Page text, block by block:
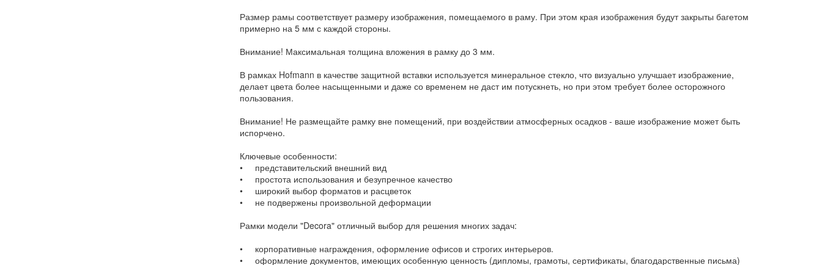
Размер рамы соответствует размеру изображения, помещаемого в раму. При этом края изображения будут закрыты багетом
примерно на 5 мм с каждой стороны.
Внимание! Максимальная толщина вложения в рамку до 3 мм.
В рамках Hofmann в качестве защитной вставки используется минеральное стекло, что визуально улучшает изображение,
делает цвета более насыщенными и даже со временем не даст им потускнеть, но при этом требует более осторожного
пользования.
Внимание! Не размещайте рамку вне помещений, при воздействии атмосферных осадков - ваше изображение может быть
испорчено.
Ключевые особенности:
• представительский внешний вид
• простота использования и безупречное качество
• широкий выбор форматов и расцветок
• не подвержены произвольной деформации
Рамки модели "Decora" отличный выбор для решения многих задач:
• корпоративные награждения, оформление офисов и строгих интерьеров.
• оформление документов, имеющих особенную ценность (дипломы, грамоты, сертификаты, благодарственные письма)